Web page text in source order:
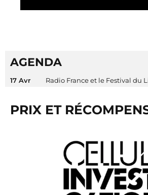
AGENDA
17 Avr Radio France et le Festival du
PRIX ET